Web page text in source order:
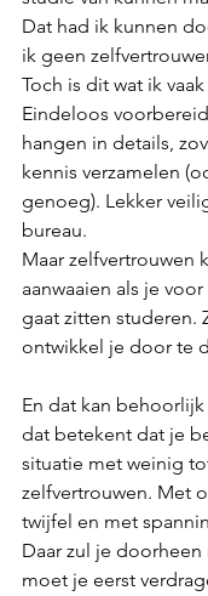
Dat had ik kunnen
ik geen
Toch is dit wat ik
Eindeloos
hangen in details,
kennis verzamelen
genoeg). Lekker
bureau.
Maar zelfvertrouwen
aanwaaien als je
gaat zitten studeren.
ontwikkel je door te
En dat kan
dat betekent dat je
situatie met weinig
zelfvertrouwen. Met
twijfel en met
Daar zul je
moet je eerst